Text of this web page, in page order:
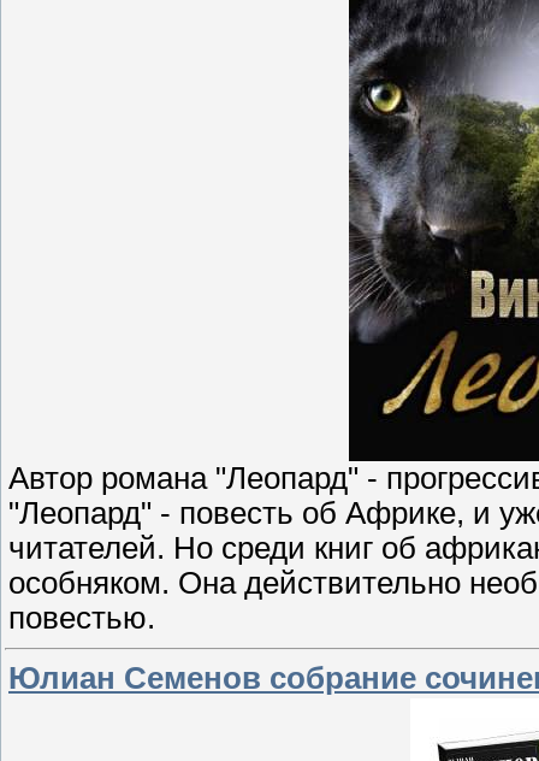
Автор романа "Леопард" -
"Леопард" - повесть об Африке, и
читателей. Но среди книг об
особняком. Она действительно
повестью.
Юлиан Семенов cобрание